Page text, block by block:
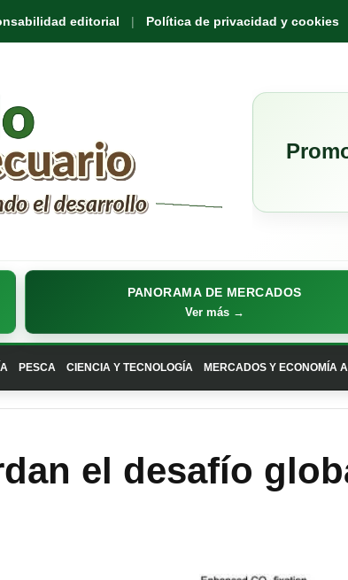
editorial Política de privacidad y cookies
PANORAMA DE MERCADOS
Ver más →
PESCA CIENCIA Y TECNOLOGÍA MERCADOS Y ECONOMÍA
el desafío